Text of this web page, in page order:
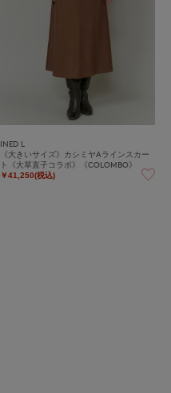
INED L
《大きいサイズ》カシミヤAラインスカー
ト《大草直子コラボ》《COLOMBO》
￥41,250(税込)